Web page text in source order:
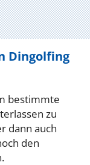
Dingolfing
bestimmte
zu
dann auch
den